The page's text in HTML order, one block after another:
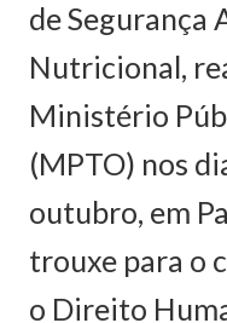
de Segurança
Nutricional,
Ministério
(MPTO) nos
outubro, em
trouxe para o
o Direito